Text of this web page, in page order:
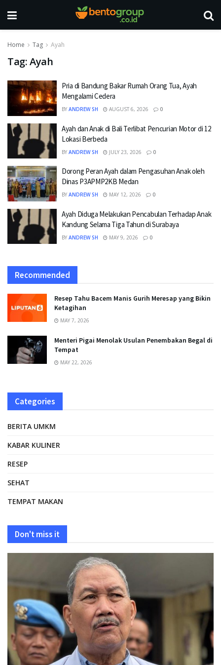
Home Tag Ayah
Tag:Ayah
Pria di Bandung Bakar Rumah Orang Tua, Ayah
Mengalami Cedera
BY ANDREW SH AUGUST 6, 2026 0
Ayah dan Anak di Bali Terlibat Pencurian Motor di 12
Lokasi Berbeda
BY ANDREW SH JULY 23, 2026 0
Dorong Peran Ayah dalam Pengasuhan Anak oleh
Dinas P3APMP2KB Medan
BY ANDREW SH MAY 12, 2026 0
Ayah Diduga Melakukan Pencabulan Terhadap Anak
Kandung Selama Tiga Tahun di Surabaya
BY ANDREW SH MAY 9, 2026 0
Recommended
Resep Tahu Bacem Manis Gurih Meresap yang Bikin
Ketagihan
MAY 7, 2026
Menteri Pigai Menolak Usulan Penembakan Begal di
Tempat
MAY 22, 2026
Categories
BERITA UMKM
KABAR KULINER
RESEP
SEHAT
TEMPAT MAKAN
Don't miss it